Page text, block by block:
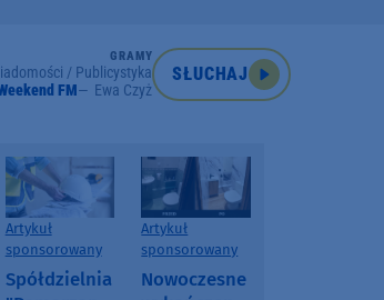
GRAMY
/ Publicystyka
FM
Ewa Czyż
SŁUCHAJ
Artykuł
sponsorowany
Spółdzielnia
Artykuł
sponsorowany
Nowoczesne